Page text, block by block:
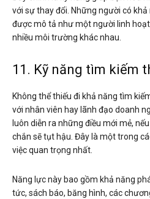
với sự thay đổi. Những người có
được mô tả như một người linh
nhiều môi trường khác nhau.
11. Kỹ năng tìm kiếm
Không thể thiếu đi khả năng tìm
với nhân viên hay lãnh đạo doanh
luôn diễn ra những điều mới mẻ,
chắn sẽ tụt hậu. Đây là một trong
việc quan trọng nhất.
Năng lực này bao gồm khả năng
tức, sách báo, băng hình, các